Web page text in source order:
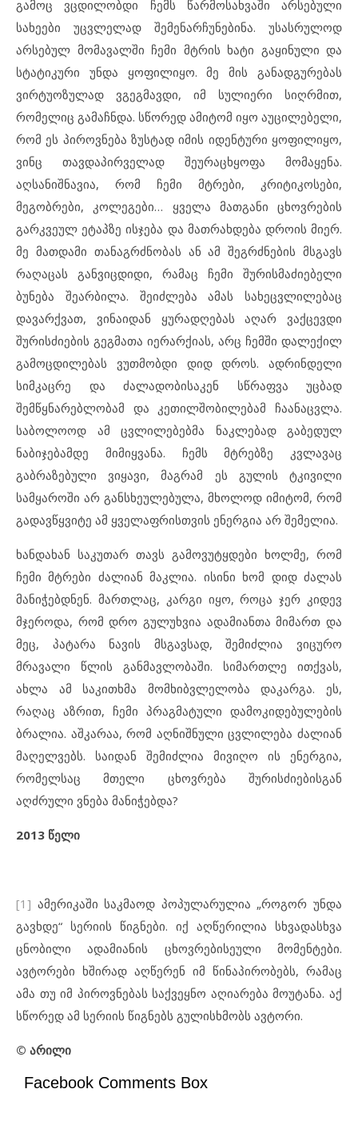
გამოც ვცდილობდი ჩემს წარმოსახვაში არსებული
სახეები უცვლელად შემენარჩუნებინა. უსასრულოდ
არსებულ მომავალში ჩემი მტრის ხატი გაყინული და
სტატიკური უნდა ყოფილიყო. მე მის განადგურებას
ვირტუოზულად ვგეგმავდი, იმ სულიერი სიღრმით,
რომელიც გამაჩნდა. სწორედ ამიტომ იყო აუცილებელი,
რომ ეს პიროვნება ზუსტად იმის იდენტური ყოფილიყო,
ვინც თავდაპირველად შეურაცხყოფა მომაყენა.
აღსანიშნავია, რომ ჩემი მტრები, კრიტიკოსები,
მეგობრები, კოლეგები… ყველა მათგანი ცხოვრების
გარკვეულ ეტაპზე ისჯება და მათრახდება დროის მიერ.
მე მათდამი თანაგრძნობას ან ამ შეგრძნების მსგავს
რაღაცას განვიცდიდი, რამაც ჩემი შურისმაძიებელი
ბუნება შეარბილა. შეიძლება ამას სახეცვლილებაც
დავარქვათ, ვინაიდან ყურადღებას აღარ ვაქცევდი
შურისძიების გეგმათა იერარქიას, არც ჩემში დალექილ
გამოცდილებას ვუთმობდი დიდ დროს. ადრინდელი
სიმკაცრე და ძალადობისაკენ სწრაფვა უცბად
შემწყნარებლობამ და კეთილშობილებამ ჩაანაცვლა.
საბოლოოდ ამ ცვლილებებმა ნაკლებად გაბედულ
ნაბიჯებამდე მიმიყვანა. ჩემს მტრებზე კვლავაც
გაბრაზებული ვიყავი, მაგრამ ეს გულის ტკივილი
სამყაროში არ განსხეულებულა, მხოლოდ იმიტომ, რომ
გადავწყვიტე ამ ყველაფრისთვის ენერგია არ შემელია.
ხანდახან საკუთარ თავს გამოვუტყდები ხოლმე, რომ
ჩემი მტრები ძალიან მაკლია. ისინი ხომ დიდ ძალას
მანიჭებდნენ. მართლაც, კარგი იყო, როცა ჯერ კიდევ
მჯეროდა, რომ დრო გულუხვია ადამიანთა მიმართ და
მეც, პატარა ნავის მსგავსად, შემიძლია ვიცურო
მრავალი წლის განმავლობაში. სიმართლე ითქვას,
ახლა ამ საკითხმა მომხიბვლელობა დაკარგა. ეს,
რაღაც აზრით, ჩემი პრაგმატული დამოკიდებულების
ბრალია. აშკარაა, რომ აღნიშნული ცვლილება ძალიან
მაღელვებს. საიდან შემიძლია მივიღო ის ენერგია,
რომელსაც მთელი ცხოვრება შურისძიებისგან
აღძრული ვნება მანიჭებდა?
2013 წელი
[1] ამერიკაში საკმაოდ პოპულარულია „როგორ უნდა
გავხდე“ სერიის წიგნები. იქ აღწერილია სხვადასხვა
ცნობილი ადამიანის ცხოვრებისეული მომენტები.
ავტორები ხშირად აღწერენ იმ წინაპირობებს, რამაც
ამა თუ იმ პიროვნებას საქვეყნო აღიარება მოუტანა. აქ
სწორედ ამ სერიის წიგნებს გულისხმობს ავტორი.
© არილი
Facebook Comments Box